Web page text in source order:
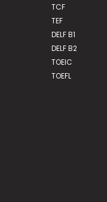
TCF
TEF
DELF B1
DELF B2
TOEIC
TOEFL